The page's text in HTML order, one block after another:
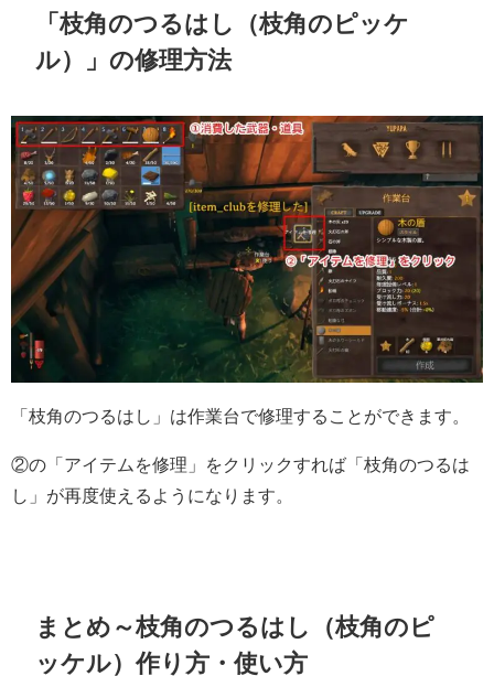
「枝角のつるはし（枝角のピッケ
ル）」の修理方法
「枝角のつるはし」は作業台で修理することができます。
②の「アイテムを修理」をクリックすれば「枝角のつるは
し」が再度使えるようになります。
まとめ～枝角のつるはし（枝角のピ
ッケル）作り方・使い方